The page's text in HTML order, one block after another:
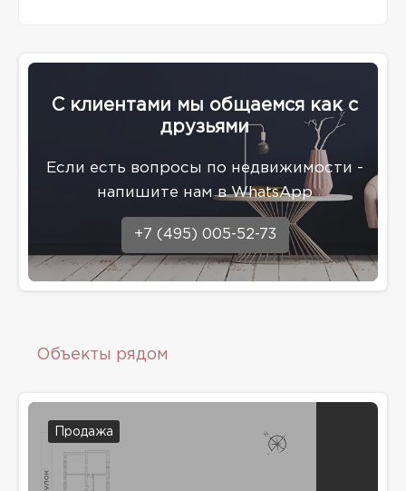
С клиентами мы общаемся как с
друзьями
Eсли есть вопросы по недвижимости -
напишите нам в WhatsApp
+7 (495) 005-52-73
Объекты рядом
Продажа